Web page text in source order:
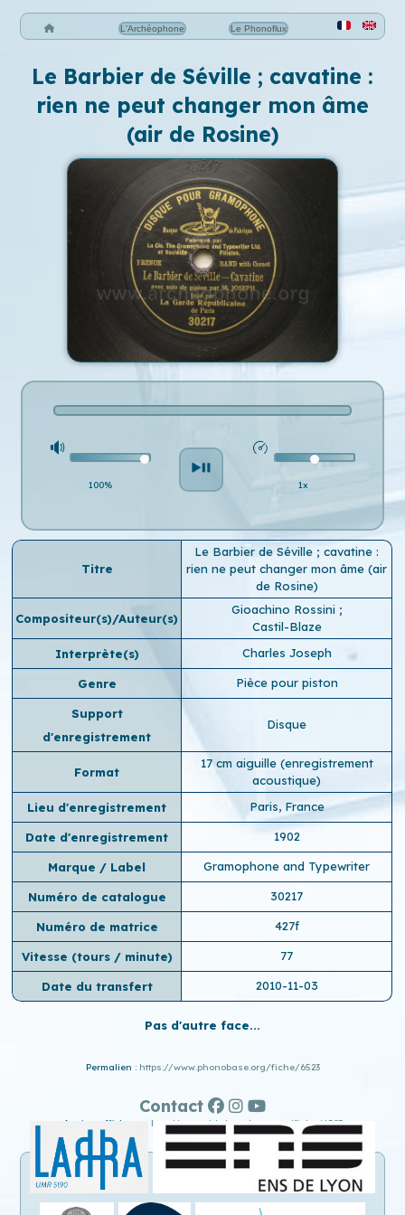
L'Archéophone Le Phonoflux
Le Barbier de Séville ; cavatine :
rien ne peut changer mon âme
(air de Rosine)
100% 1x
Titre
Le Barbier de Séville ; cavatine :
rien ne peut changer mon âme (air
de Rosine)
Compositeur(s)/Auteur(s)
Gioachino Rossini ;
Castil-Blaze
Interprète(s)
Charles Joseph
Genre Pièce pour piston
Support
d'enregistrement
Disque
Format
17 cm aiguille (enregistrement
acoustique)
Lieu d'enregistrement
Paris, France
Date d'enregistrement 1902
Marque / Label Gramophone and Typewriter
Numéro de catalogue 30217
Numéro de matrice 427f
Vitesse (tours / minute) 77
Date du transfert 2010-11-03
Pas d'autre face...
Permalien : https://www.phonobase.org/fiche/6523
Ancien affichage : http://www.old.phonobase.org/fiche/6523
Contact